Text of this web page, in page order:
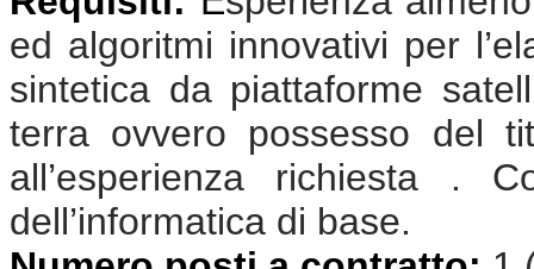
ed algoritmi innovativi per
sintetica da piattaforme
terra ovvero possesso del
all’esperienza richiesta .
dell’informatica di base.